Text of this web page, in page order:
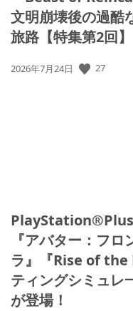
文明崩壊後の過酷
旅路【特集第2回】
公
2026年7月24日 27
PlayStation®Plus
『アバター：フ
ラ』『Rise of the
ティングシミュ
が登場！